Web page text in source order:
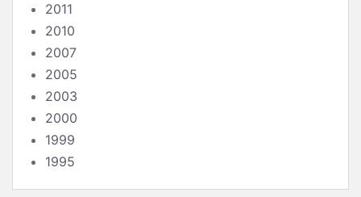
2011
2010
2007
2005
2003
2000
1999
1995